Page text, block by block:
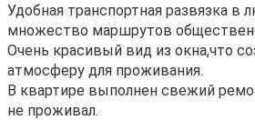
Удобная транспортная развязка в
множество маршрутов
Очень красивый вид из окна,что
атмосферу для проживания.
В квартире выполнен свежий
не проживал.